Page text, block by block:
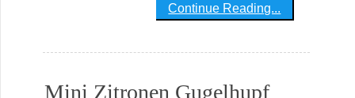
Continue Reading...
Mini Zitronen Gugelhupf